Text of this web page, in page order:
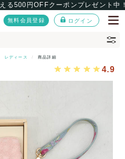
る500円OFFクーポンプレゼント中
無料会員登録 ログイン
レディース 商品詳細
4.9